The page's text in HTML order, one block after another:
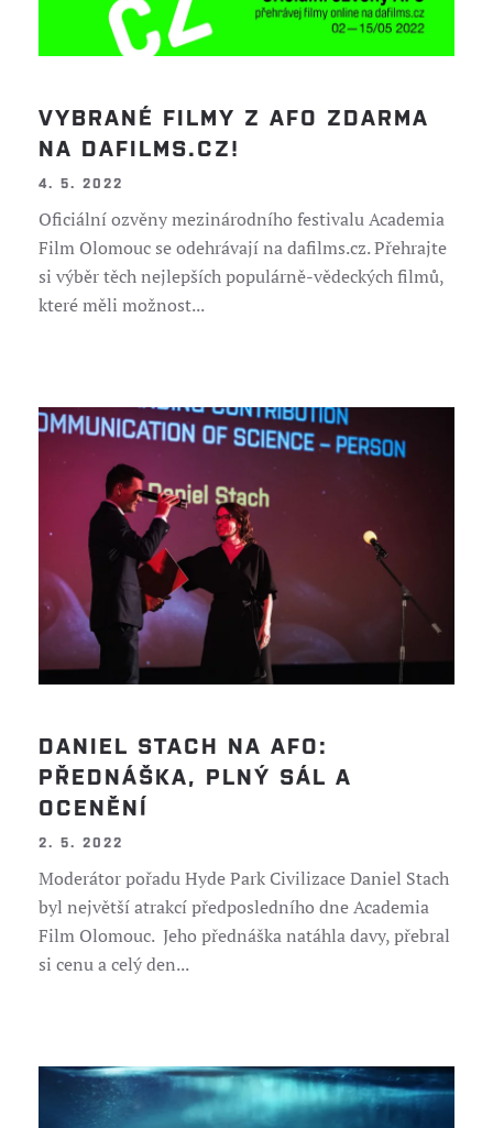
VYBRANÉ FILMY Z AFO ZDARMA
NA DAFILMS.CZ!
4. 5. 2022
Oficiální ozvěny mezinárodního festivalu Academia
Film Olomouc se odehrávají na dafilms.cz. Přehrajte
si výběr těch nejlepších populárně-vědeckých filmů,
které měli možnost...
DANIEL STACH NA AFO:
PŘEDNÁŠKA, PLNÝ SÁL A
OCENĚNÍ
2. 5. 2022
Moderátor pořadu Hyde Park Civilizace Daniel Stach
byl největší atrakcí předposledního dne Academia
Film Olomouc. Jeho přednáška natáhla davy, přebral
si cenu a celý den...